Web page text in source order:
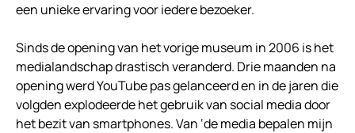
een unieke ervaring voor iedere bezoeker.
Sinds de opening van het vorige museum in 2006 is het
medialandschap drastisch veranderd. Drie maanden na
opening werd YouTube pas gelanceerd en in de jaren die
volgden explodeerde het gebruik van social media door
het bezit van smartphones. Van ‘de media bepalen mijn